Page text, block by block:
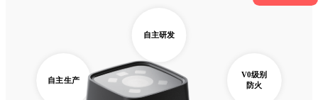
自主研发
V0级别
防火
自主生产